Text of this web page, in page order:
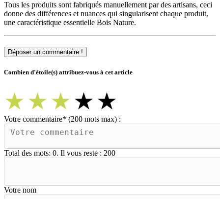
Tous les produits sont fabriqués manuellement par des artisans, ceci
donne des différences et nuances qui singularisent chaque produit,
une caractéristique essentielle Bois Nature.
Déposer un commentaire !
Combien d'étoile(s) attribuez-vous à cet article
★★★★★
Votre commentaire* (200 mots max) :
Total des mots: 0. Il vous reste : 200
Votre nom